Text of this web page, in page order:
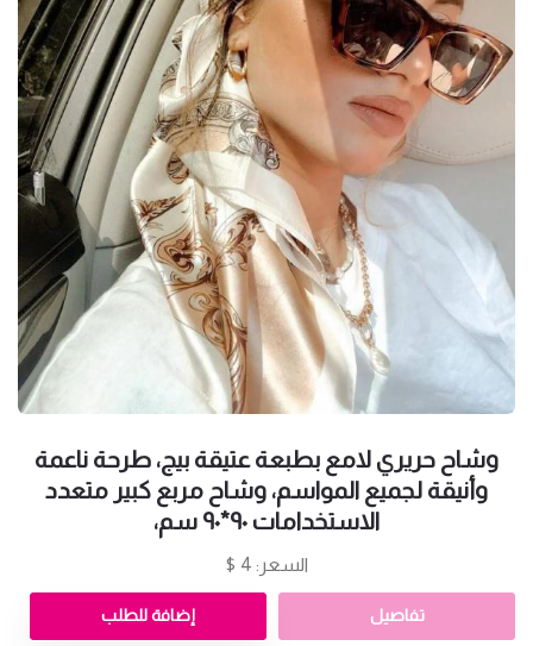
وشاح حريري لامع بطبعة عتيقة بيج، طرحة ناعمة
وأنيقة لجميع المواسم، وشاح مربع كبير متعدد
الاستخدامات ٩٠*٩٠ سم،
السعر: 4 $
تفاصيل إضافة للطلب